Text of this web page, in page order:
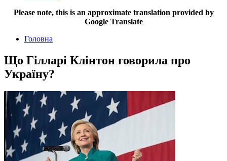
Please note, this is an approximate translation provided by
Google Translate
Головна
Що Гілларі Клінтон говорила про
Україну?